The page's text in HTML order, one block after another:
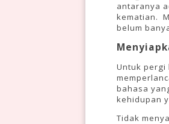
antaranya
kematian.
belum
Untuk
bahasa
kehidupan
Tidak